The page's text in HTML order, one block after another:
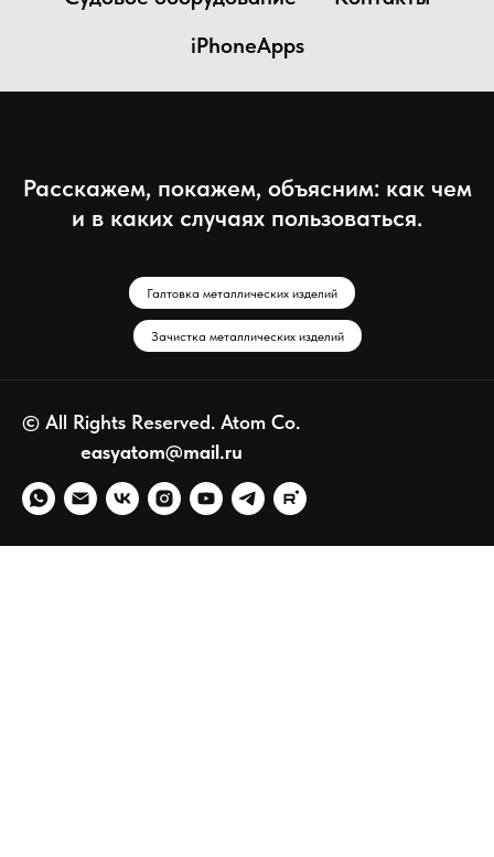
iPhoneApps
Расскажем, покажем, объясним: как чем
и в каких случаях пользоваться.
Галтовка металлических изделий
Зачистка металлических изделий
© All Rights Reserved. Atom Co.
easyatom@mail.ru